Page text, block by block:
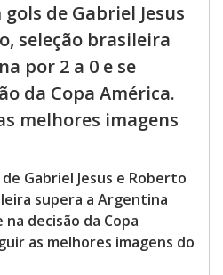
gols de Gabriel Jesus
seleção brasileira
por 2 a 0 e se
da Copa América.
melhores imagens
de Gabriel Jesus e Roberto
supera a Argentina
decisão da Copa
as melhores imagens do